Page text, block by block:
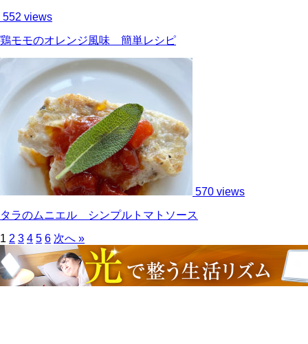
552 views
鶏モモのオレンジ風味 簡単レシピ
570 views
タラのムニエル シンプルトマトソース
1 2 3 4 5 6 次へ »